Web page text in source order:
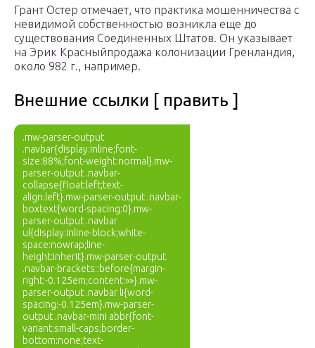
Грант Остер отмечает, что практика мошенничества с
невидимой собственностью возникла еще до
существования Соединенных Штатов. Он указывает
на Эрик Красныйпродажа колонизации Гренландия,
около 982 г., например.
Внешние ссылки [ править ]
.mw-parser-output
.navbar{display:inline;font-
size:88%;font-weight:normal}.mw-
parser-output .navbar-
collapse{float:left;text-
align:left}.mw-parser-output .navbar-
boxtext{word-spacing:0}.mw-
parser-output .navbar
ul{display:inline-block;white-
space:nowrap;line-
height:inherit}.mw-parser-output
.navbar-brackets::before{margin-
right:-0.125em;content:»»}.mw-
parser-output .navbar li{word-
spacing:-0.125em}.mw-parser-
output .navbar-mini abbr{font-
variant:small-caps;border-
bottom:none;text-